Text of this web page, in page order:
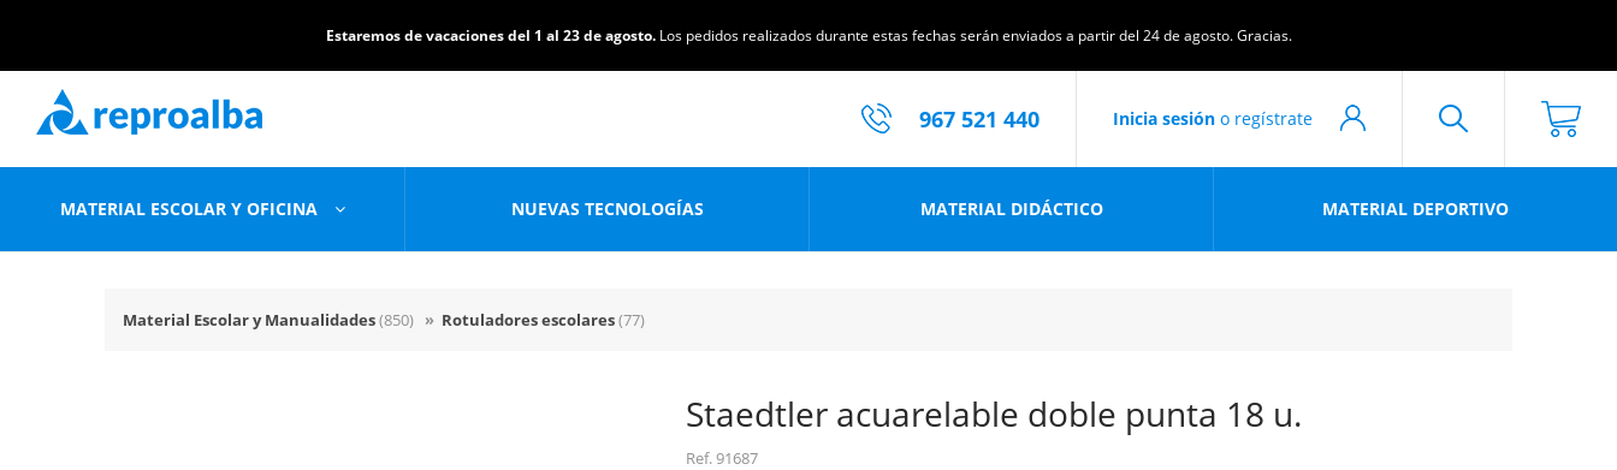
Estaremos de vacaciones del 1 al 23 de agosto. Los pedidos realizados durante estas fechas serán enviados a partir del 24 de agosto. Gracias.
Inicia sesión o regístrate
967 521 440
MATERIAL ESCOLAR Y OFICINA NUEVAS TECNOLOGÍAS MATERIAL DIDÁCTICO MATERIAL DEPORTIVO
Material Escolar y Manualidades(850) » Rotuladores escolares(77)
Staedtler acuarelable doble punta 18 u.
Ref.91687